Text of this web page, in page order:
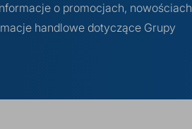
o promocjach, nowościach
handlowe dotyczące Grupy